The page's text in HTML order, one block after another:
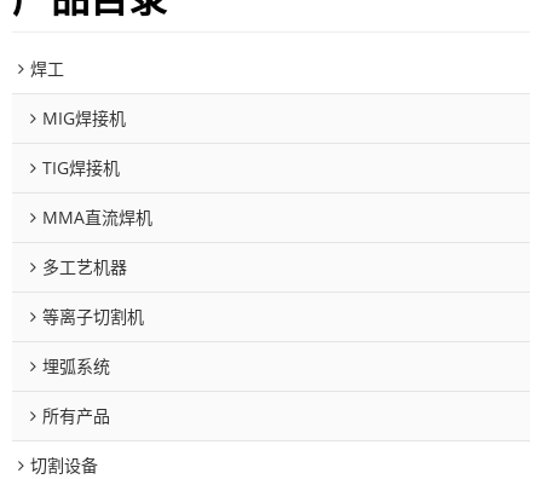
焊工
MIG焊接机
TIG焊接机
MMA直流焊机
多工艺机器
等离子切割机
埋弧系统
所有产品
切割设备